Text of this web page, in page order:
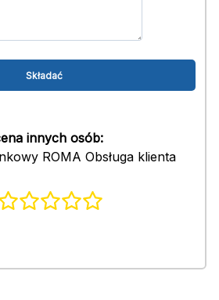
innych osób:
ROMA Obsługa klienta